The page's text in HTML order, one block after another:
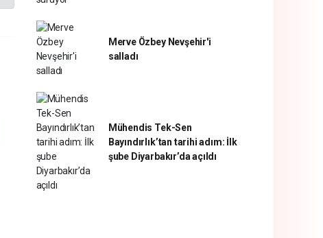
Merve Özbey Nevşehir'i
salladı
Mühendis Tek-Sen
Bayındırlık’tan tarihi adım: İlk
şube Diyarbakır’da açıldı